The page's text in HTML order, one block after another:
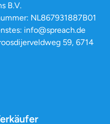
B.V.
NL867931887B01
info@spreach.de
59, 6714